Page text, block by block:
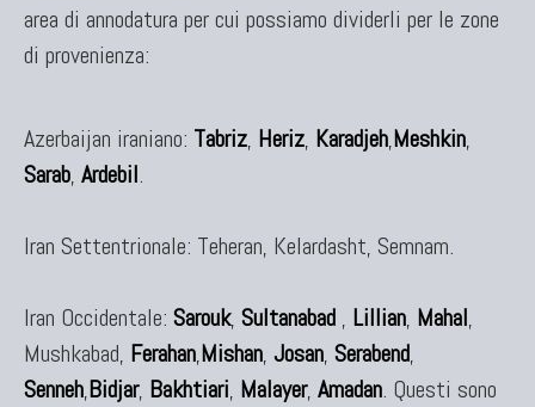
area di annodatura per cui possiamo dividerli per le zone
di provenienza:
Azerbaijan iraniano: Tabriz, Heriz, Karadjeh,Meshkin,
Sarab, Ardebil.
Iran Settentrionale: Teheran, Kelardasht, Semnam.
Iran Occidentale: Sarouk, Sultanabad , Lillian, Mahal,
Mushkabad, Ferahan,Mishan, Josan, Serabend,
Senneh,Bidjar, Bakhtiari, Malayer, Amadan. Questi sono